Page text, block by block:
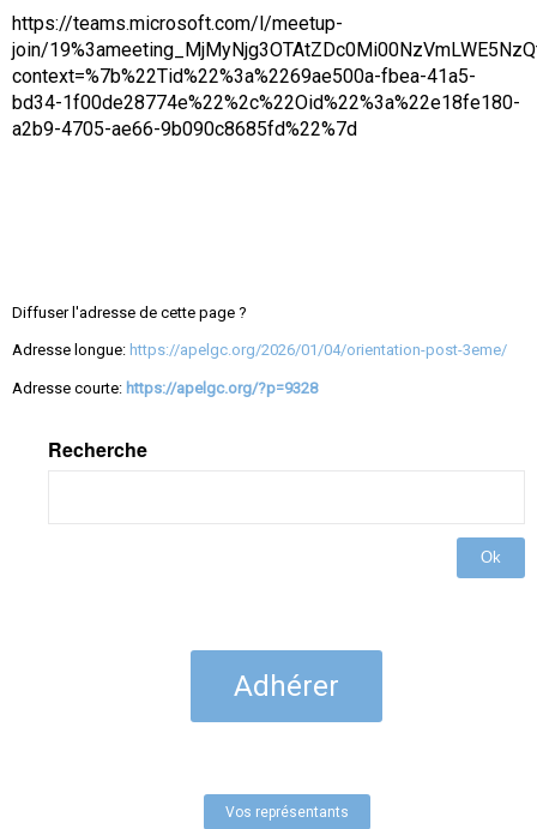
https://teams.microsoft.com/l/meetup-
join/
context=%7b%22Tid%22%3a%2269ae500a-fbea-41a5-
bd34-1f00de28774e%22%2c%22Oid%22%3a%22e18fe180-
a2b9-4705-ae66-9b090c8685fd%22%7d
Diffuser l'adresse de cette page ?
Adresse longue: https://apelgc.org/2026/01/04/orientation-post-3eme/
Adresse courte: https://apelgc.org/?p=9328
Recherche
Ok
Adhérer
Vos représentants